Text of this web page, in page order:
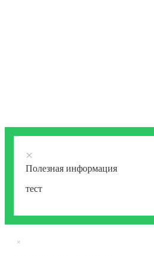
×
Полезная информация
тест
×